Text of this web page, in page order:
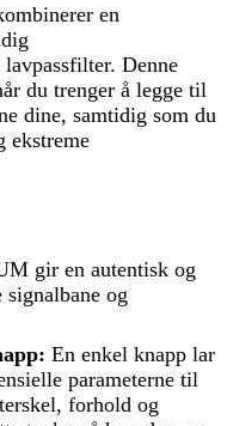
en
Denne
du trenger å legge til
dine, samtidig som du
ekstreme
gir en autentisk og
og
En enkel knapp lar
parameterne til
forhold og